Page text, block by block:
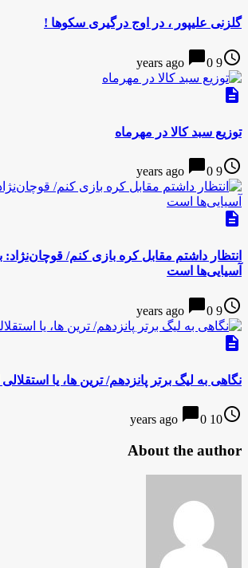
گلزنی علیپور ، در اوج درگیری سکوها !
access_time
9 years ago
chat_bubble0
description
توزیع سبد کالا در مهرماه
access_time
9 years ago
chat_bubble0
description
انتظار داشتم مقابل کره بازی کنم/ قوچان‌نژاد:
آسیایی‌ها است
access_time
9 years ago
chat_bubble0
description
نگاهی به لیگ برتر پانزدهم/ ترین ها، یا
access_time
10 years ago
chat_bubble0
About the author